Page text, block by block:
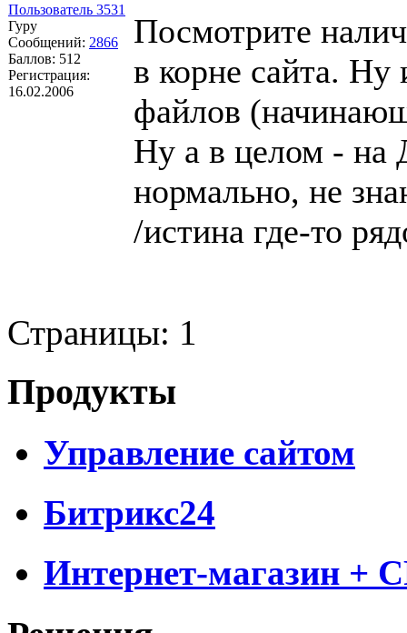
Пользователь 3531
Гуру
Сообщений: 2866
Баллов: 512
Регистрация:
16.02.2006
Посмотрите
в корне сайта.
файлов
Ну а в целом - на
нормально, не
/истина где-то
Страницы: 1
Продукты
Управление сайтом
Битрикс24
Интернет-магазин +